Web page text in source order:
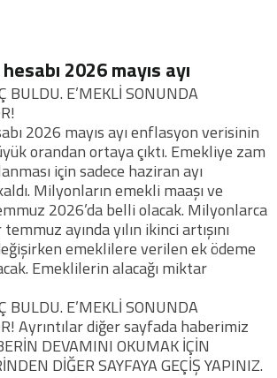
2026 mayıs ayı
BULDU. E’MEKLİ SONUNDA
2026 mayıs ayı enflasyon verisinin
orandan ortaya çıktı. Emekliye zam
için sadece haziran ayı
Milyonların emekli maaşı ve
2026’da belli olacak. Milyonlarca
ayında yılın ikinci artışını
emeklilere verilen ek ödeme
Emeklilerin alacağı miktar
BULDU. E’MEKLİ SONUNDA
Ayrıntılar diğer sayfada haberimiz
DEVAMINI OKUMAK İÇİN
DİĞER SAYFAYA GEÇİŞ YAPINIZ.